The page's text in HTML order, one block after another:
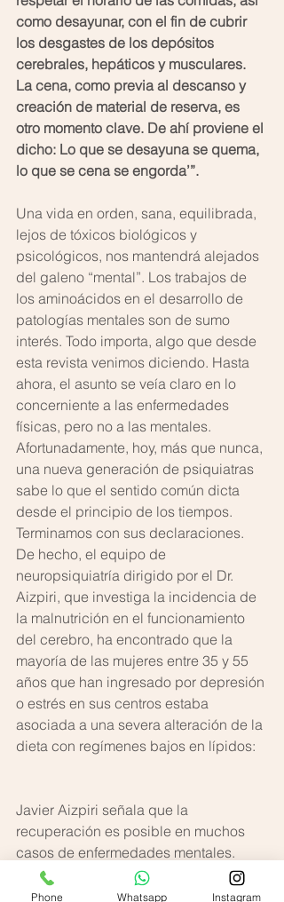
como desayunar, con el fin de cubrir
los desgastes de los depósitos
cerebrales, hepáticos y musculares.
La cena, como previa al descanso y
creación de material de reserva, es
otro momento clave. De ahí proviene el
dicho: Lo que se desayuna se quema,
lo que se cena se engorda’”.
Una vida en orden, sana, equilibrada,
lejos de tóxicos biológicos y
psicológicos, nos mantendrá alejados
del galeno “mental”. Los trabajos de
los aminoácidos en el desarrollo de
patologías mentales son de sumo
interés. Todo importa, algo que desde
esta revista venimos diciendo. Hasta
ahora, el asunto se veía claro en lo
concerniente a las enfermedades
físicas, pero no a las mentales.
Afortunadamente, hoy, más que nunca,
una nueva generación de psiquiatras
sabe lo que el sentido común dicta
desde el principio de los tiempos.
Terminamos con sus declaraciones.
De hecho, el equipo de
neuropsiquiatría dirigido por el Dr.
Aizpiri, que investiga la incidencia de
la malnutrición en el funcionamiento
del cerebro, ha encontrado que la
mayoría de las mujeres entre 35 y 55
años que han ingresado por depresión
o estrés en sus centros estaba
asociada a una severa alteración de la
dieta con regímenes bajos en lípidos:
Javier Aizpiri señala que la
recuperación es posible en muchos
casos de enfermedades mentales.
Afirma que es factible recuperar el
cerebro si sabes cómo aplicar la
Phone Whatsapp Instagram